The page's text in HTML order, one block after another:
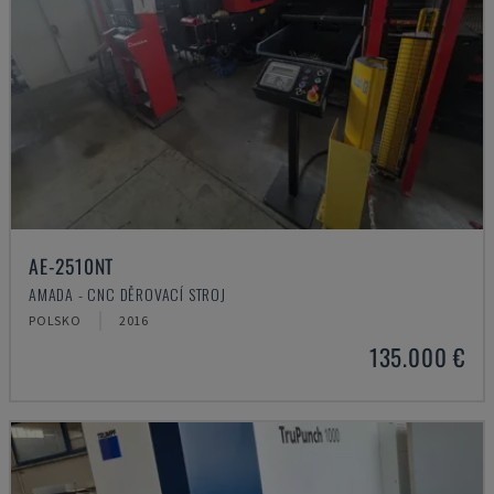
AE-2510NT
AMADA - CNC DĚROVACÍ STROJ
POLSKO 2016
135.000 €